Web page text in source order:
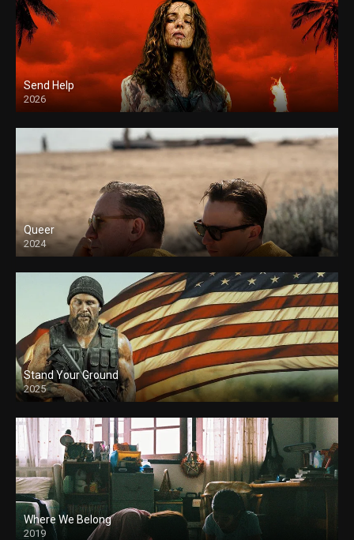
Send Help
2026
Queer
2024
Stand Your Ground
2025
Where We Belong
2019